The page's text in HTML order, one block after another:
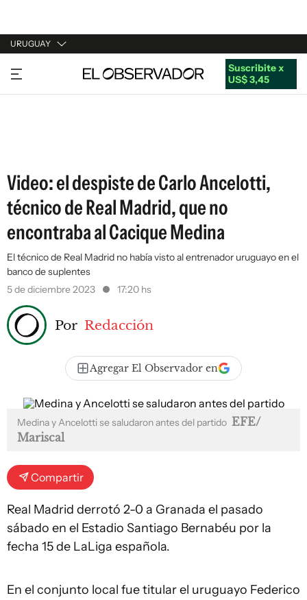
URUGUAY
URUGUAY
ARGENTINA
Suscribite x
US$ 3,45
Video: el despiste de Carlo Ancelotti,
técnico de Real Madrid, que no
encontraba al Cacique Medina
El técnico de Real Madrid no había visto al entrenador uruguayo en el
banco de suplentes
5 de diciembre 2023
17:20 hs
Por Redacción
Agregar El Observador en
Medina y Ancelotti se saludaron antes del partido EFE/
Mariscal
Compartir
Real Madrid derrotó 2-0 a Granada el pasado
sábado en el Estadio Santiago Bernabéu por la
fecha 15 de LaLiga española.
En el conjunto local fue titular el uruguayo Federico